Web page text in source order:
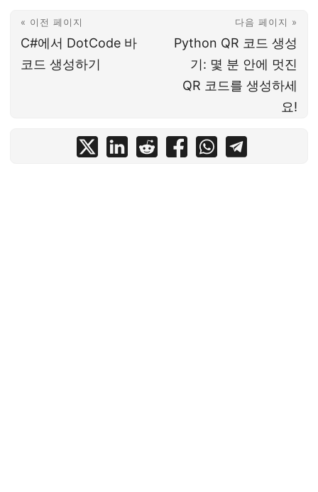
« 이전 페이지
C#에서 DotCode 바
코드 생성하기
다음 페이지 »
Python QR 코드 생성
기: 몇 분 안에 멋진
QR 코드를 생성하세
요!